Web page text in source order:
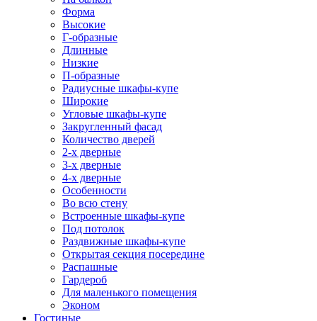
Форма
Высокие
Г-образные
Длинные
Низкие
П-образные
Радиусные шкафы-купе
Широкие
Угловые шкафы-купе
Закругленный фасад
Количество дверей
2-х дверные
3-х дверные
4-х дверные
Особенности
Во всю стену
Встроенные шкафы-купе
Под потолок
Раздвижные шкафы-купе
Открытая секция посередине
Распашные
Гардероб
Для маленького помещения
Эконом
Гостиные